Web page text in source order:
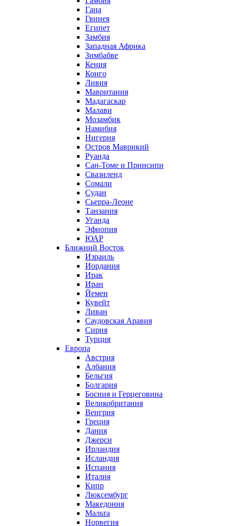
Гана
Гвинея
Египет
Замбия
Западная Африка
Зимбабве
Кения
Конго
Ливия
Мавритания
Мадагаскар
Малави
Мозамбик
Намибия
Нигерия
Остров Маврикий
Руанда
Сан-Томе и Принсипи
Свазиленд
Сомали
Судан
Сьерра-Леоне
Танзания
Уганда
Эфиопия
ЮАР
Ближний Восток
Израиль
Иордания
Ирак
Иран
Йемен
Кувейт
Ливан
Саудовская Аравия
Сирия
Турция
Европа
Австрия
Албания
Бельгия
Болгария
Босния и Герцеговина
Великобритания
Венгрия
Греция
Дания
Джерси
Ирландия
Исландия
Испания
Италия
Кипр
Люксембург
Македония
Мальта
Норвегия